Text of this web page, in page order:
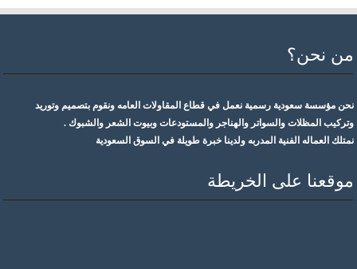
من نحن؟
نحن مؤسسة سعودية رسمية نعمل في قطاع المقاولات العامه ونقوم بتصميم وتوريد
وتركيب المظلات والسواتر والهناجر والمستودعات وبيوت الشعر والشبوك .
نمتلك العماله الفنية المدربه ولدينا خبرة طويلة في السوق السعودية
موقعنا على الخريطة